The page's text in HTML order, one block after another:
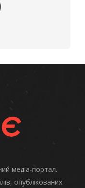
медіа-портал.
опублікованих